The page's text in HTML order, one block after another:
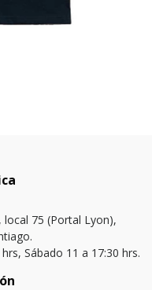
local 75 (Portal Lyon),
Sábado 11 a 17:30 hrs.